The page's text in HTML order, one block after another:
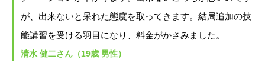
が、出来ないと呆れた態度を取ってきます。結局追加の技
能講習を受ける羽目になり、料金がかさみました。
清水 健二さん（19歳 男性）